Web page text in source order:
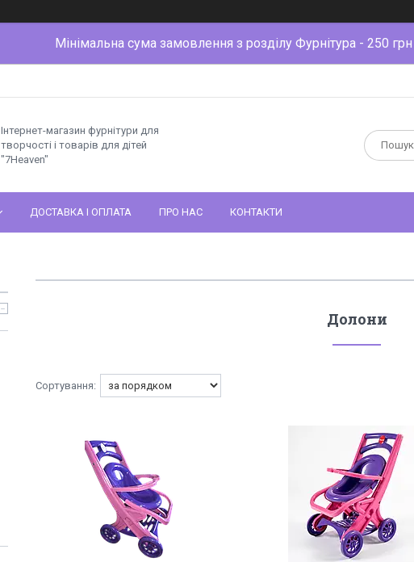
Мінімальна сума замовлення з розділу Фурнітура - 250 грн
Інтернет-магазин фурнітури для
творчості і товарів для дітей
"7Heaven"
ДОСТАВКА І ОПЛАТА ПРО НАС КОНТАКТИ
Долони